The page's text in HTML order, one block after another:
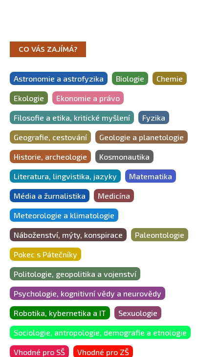
CO VÁS ZAJÍMÁ?
Astronomie a astrofyzika Biologie Chemie
Ekologie Ekonomie a právo
Filosofie a etika, kritické myšlení Fyzika
Geografie, cestování Geologie a planetologie
Historie, archeologie Kosmonautika
Literatura, lingvistika, jazyky Matematika
Média a žurnalistika Medicína
Meteorologie a klimatologie
Náboženství, mýty, konspirace Paleontologie
Pokec s Pátečníky
Politologie, geopolitika a vojenství
Psychologie, kognitivní vědy a neurovědy
Robotika, kybernetika a IT Sexuologie
Sociologie, antropologie, demografie a etnologie
Vhodné pro SŠ Vhodné pro ZŠ